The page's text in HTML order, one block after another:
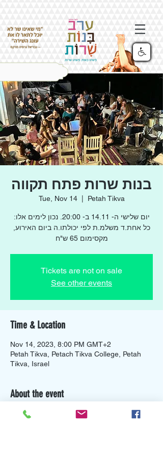
בנות שרות פתח תקווה
Tue, Nov 14
  |
Petah Tikva
יום שלישי ה- 14.11 ב- 20:00. נכון לימים אלו:
כל אחת.ד משלמ.ת לפי יכולתו.ה ביום האירוע,
מקסימום 65 ש"ח
Tickets are not on sale
See other events
Time & Location
Nov 14, 2023, 8:00 PM GMT+2
Petah Tikva, Petach Tikva College, Petah
Tikva, Israel
About the event
יום שלישי ה- 14.11 ב- 20:00